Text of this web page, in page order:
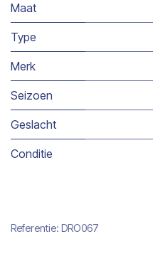
Maat
Type
Merk
Seizoen
Geslacht
Conditie
Referentie: DRO067